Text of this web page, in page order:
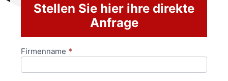
Stellen Sie hier ihre direkte
Anfrage
Anfrageformular
Firmenname *